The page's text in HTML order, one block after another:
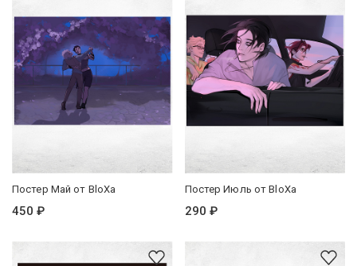
Постер Май от BloXa
450 ₽
Постер Июль от BloXa
290 ₽